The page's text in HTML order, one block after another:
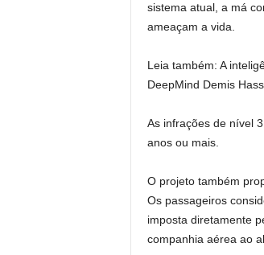
sistema atual, a má
ameaçam a vida.
Leia também: A
DeepMind Demis
As infrações de nível
anos ou mais.
O projeto também
Os passageiros
imposta diretamente
companhia aérea ao